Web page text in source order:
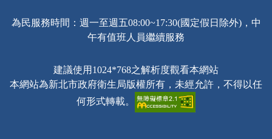
為民服務時間：週一至週五08:00~17:30(國定假日除外)，中
午有值班人員繼續服務
建議使用1024*768之解析度觀看本網站
本網站為新北市政府衛生局版權所有，未經允許，不得以任
何形式轉載。